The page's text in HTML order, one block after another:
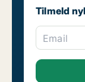
Tilmeld
Email